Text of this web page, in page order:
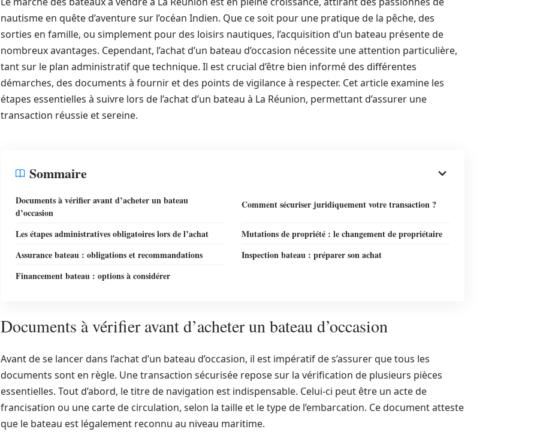
nautisme en quête d’aventure sur l’océan Indien. Que ce soit pour une pratique de la pêche, des
sorties en famille, ou simplement pour des loisirs nautiques, l’acquisition d’un bateau présente de
nombreux avantages. Cependant, l’achat d’un bateau d’occasion nécessite une attention particulière,
tant sur le plan administratif que technique. Il est crucial d’être bien informé des différentes
démarches, des documents à fournir et des points de vigilance à respecter. Cet article examine les
étapes essentielles à suivre lors de l’achat d’un bateau à La Réunion, permettant d’assurer une
transaction réussie et sereine.
Sommaire
Documents à vérifier avant d’acheter un bateau
d’occasion
Comment sécuriser juridiquement votre transaction ?
Les étapes administratives obligatoires lors de l’achat
Mutations de propriété : le changement de propriétaire
Assurance bateau : obligations et recommandations
Inspection bateau : préparer son achat
Financement bateau : options à considérer
Documents à vérifier avant d’acheter un bateau d’occasion
Avant de se lancer dans l’achat d’un bateau d’occasion, il est impératif de s’assurer que tous les
documents sont en règle. Une transaction sécurisée repose sur la vérification de plusieurs pièces
essentielles. Tout d’abord, le titre de navigation est indispensable. Celui-ci peut être un acte de
francisation ou une carte de circulation, selon la taille et le type de l’embarcation. Ce document atteste
que le bateau est légalement reconnu au niveau maritime.